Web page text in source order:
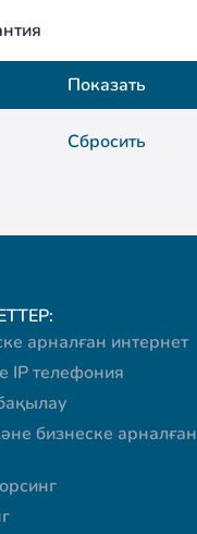
Показать
Сбросить
арналған интернет
IP телефония
бизнеске арналған